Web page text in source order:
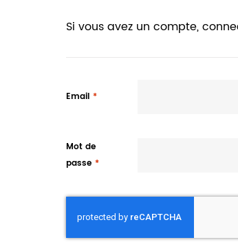
Si vous avez un compte,
Email
Mot de
passe